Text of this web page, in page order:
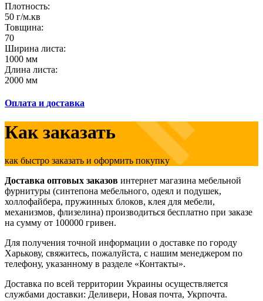
Плотность:
50 г/м.кв
Товщина:
70
Ширина листа:
1000 мм
Длина листа:
2000 мм
Оплата и доставка
Как заказать
как быстро заказать и оформить покупку
Доставка оптовых заказов интернет магазина мебельной
фурнитуры (синтепона мебельного, одеял и подушек,
холлофайбера, пружинных блоков, клея для мебели,
механизмов, флизелина) производиться бесплатно при заказе
на сумму от 100000 гривен.
Для получения точной информации о доставке по городу
Харькову, свяжитесь, пожалуйста, с нашим менеджером по
телефону, указанному в разделе «Контакты».
Доставка по всей территории Украины осуществляется
службами доставки: Деливери, Новая почта, Укрпочта.